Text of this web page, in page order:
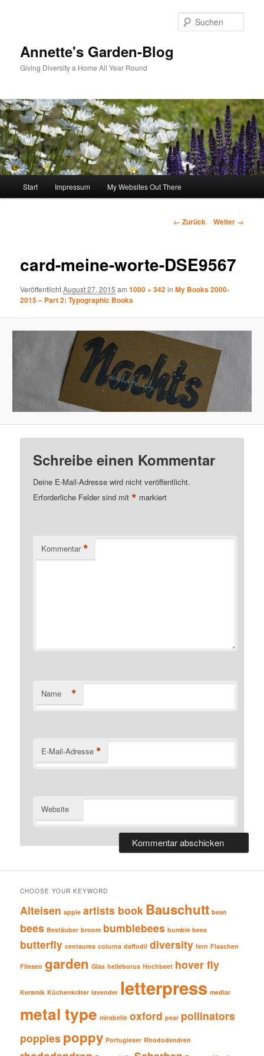
Annette's Garden-Blog
Giving Diversity a Home All Year Round
Start Impressum My Websites Out There
Bilder-
← Zurück Weiter →
card-meine-worte-DSE9567
VeröffentlichtAugust 27, 2015 am1000 × 342inMy Books 2000-
2015 – Part 2: Typographic Books
Schreibe einen Kommentar
Deine E-Mail-Adresse wird nicht veröffentlicht.
Erforderliche Felder sind mit* markiert
Kommentar *
Name *
E-Mail-Adresse *
Website
CHOOSE YOUR KEYWORD
Alteisen apple artists book Bauschutt bean
bees Bestäuber broom bumblebees bumble bees
butterfly centaurea colurna daffodil diversity fern Flaschen
Fliesen garden Glas helleborus Hochbeet hover fly
Keramik Küchenkräter lavender letterpress medlar
metal type mirabelle oxford pear pollinators
poppies poppy Portugieser Rhododendren